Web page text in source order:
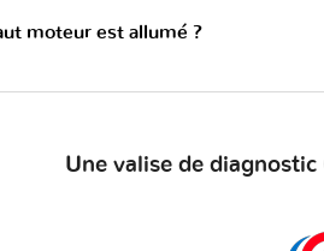
moteur est allumé ?
Une valise de